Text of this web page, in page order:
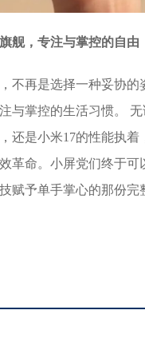
舰，专注与掌控的自由
不再是选择一种妥协的
与掌控的生活习惯。 无
还是小米17的性能执着
革命。小屏党们终于可
赋予单手掌心的那份完